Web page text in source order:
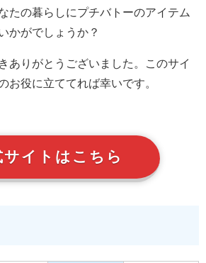
たの暮らしにプチバトーのアイテム
かがでしょうか？
ありがとうございました。このサイ
お役に立ててれば幸いです。
サイトはこちら